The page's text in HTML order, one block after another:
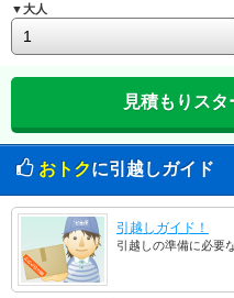
▼大人
おトクに引越しガイド
引越しガイド！
引越しの準備に必要